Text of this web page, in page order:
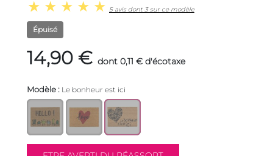
5 avis dont 3 sur ce modèle
Épuisé
14,90 € dont 0,11 € d'écotaxe
Modèle : Le bonheur est ici